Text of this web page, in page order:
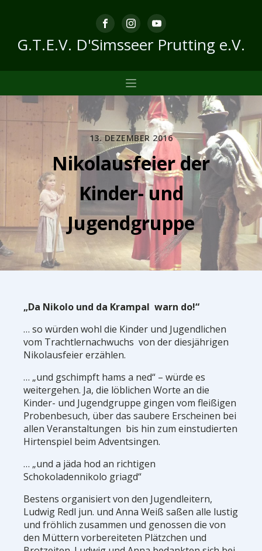
G.T.E.V. D'Simsseer Prutting e.V.
13. DEZEMBER 2016
Nikolausfeier der
Kinder- und
Jugendgruppe
„Da Nikolo und da Krampal warn do!“
… so würden wohl die Kinder und Jugendlichen
vom Trachtlernachwuchs von der diesjährigen
Nikolausfeier erzählen.
… „und gschimpft hams a ned“ – würde es
weitergehen. Ja, die löblichen Worte an die
Kinder- und Jugendgruppe gingen vom fleißigen
Probenbesuch, über das saubere Erscheinen bei
allen Veranstaltungen bis hin zum einstudierten
Hirtenspiel beim Adventsingen.
… „und a jäda hod an richtigen
Schokoladennikolo griagd“
Bestens organisiert von den Jugendleitern,
Ludwig Redl jun. und Anna Weiß saßen alle lustig
und fröhlich zusammen und genossen die von
den Müttern vorbereiteten Plätzchen und